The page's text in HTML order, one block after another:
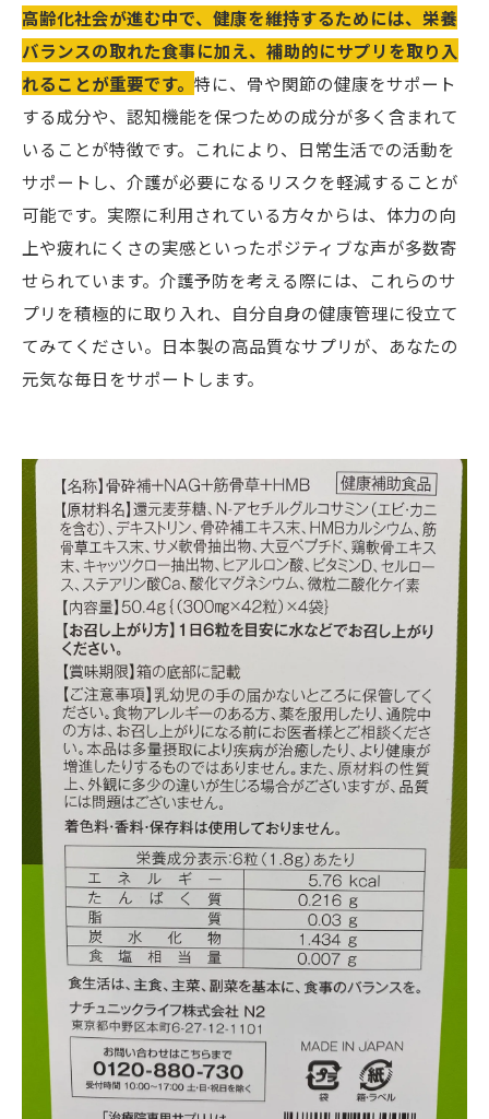
高齢化社会が進む中で、健康を維持するためには、栄養
バランスの取れた食事に加え、補助的にサプリを取り入
れることが重要です。 特に、骨や関節の健康をサポート
する成分や、認知機能を保つための成分が多く含まれて
いることが特徴です。これにより、日常生活での活動を
サポートし、介護が必要になるリスクを軽減することが
可能です。実際に利用されている方々からは、体力の向
上や疲れにくさの実感といったポジティブな声が多数寄
せられています。介護予防を考える際には、これらのサ
プリを積極的に取り入れ、自分自身の健康管理に役立て
てみてください。日本製の高品質なサプリが、あなたの
元気な毎日をサポートします。